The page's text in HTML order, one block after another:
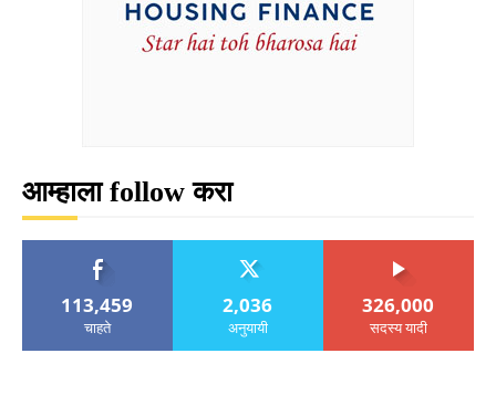
आम्हाला follow करा
113,459
चाहते
2,036
अनुयायी
326,000
सदस्य यादी